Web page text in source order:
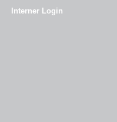
Interner Login